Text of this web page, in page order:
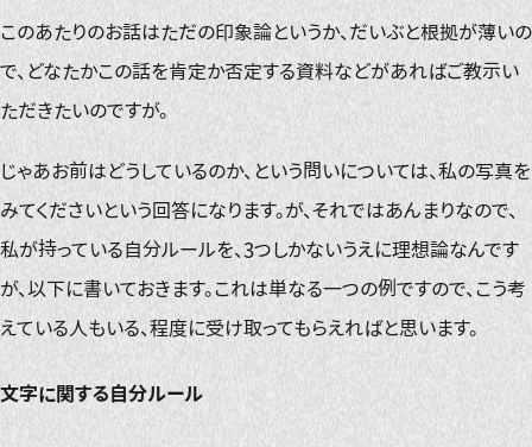
このあたりのお話はただの印象論というか、だいぶと根拠が薄いの
で、どなたかこの話を肯定か否定する資料などがあればご教示い
ただきたいのですが。
じゃあお前はどうしているのか、という問いについては、私の写真を
みてくださいという回答になります。が、それではあんまりなので、
私が持っている自分ルールを、3つしかないうえに理想論なんです
が、以下に書いておきます。これは単なる一つの例ですので、こう考
えている人もいる、程度に受け取ってもらえればと思います。
文字に関する自分ルール